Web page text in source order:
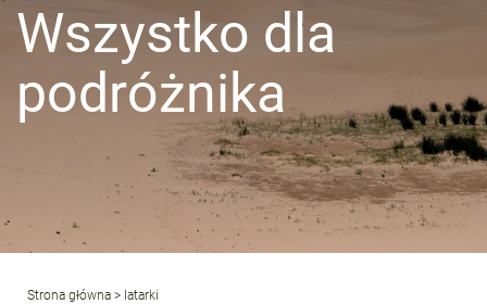
Wszystko dla
podróżnika
Strona główna > latarki